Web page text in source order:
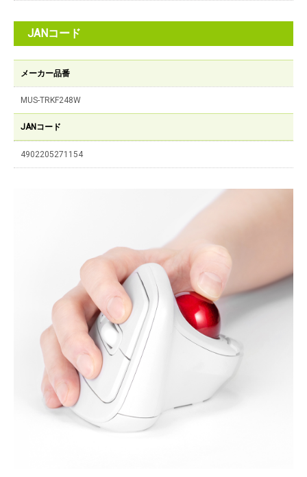
JANコード
メーカー品番
MUS-TRKF248W
JANコード
4902205271154